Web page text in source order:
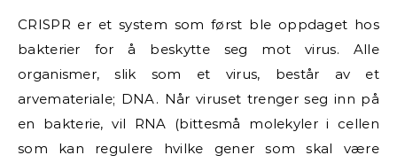
CRISPR er et system som først ble oppdaget hos
bakterier for å beskytte seg mot virus. Alle
organismer, slik som et virus, består av et
arvemateriale; DNA. Når viruset trenger seg inn på
en bakterie, vil RNA (bittesmå molekyler i cellen
som kan regulere hvilke gener som skal være